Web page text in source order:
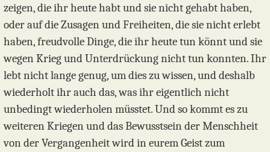
zeigen, die ihr heute habt und sie nicht gehabt haben,
oder auf die Zusagen und Freiheiten, die sie nicht erlebt
haben, freudvolle Dinge, die ihr heute tun könnt und sie
wegen Krieg und Unterdrückung nicht tun konnten. Ihr
lebt nicht lange genug, um dies zu wissen, und deshalb
wiederholt ihr auch das, was ihr eigentlich nicht
unbedingt wiederholen müsstet. Und so kommt es zu
weiteren Kriegen und das Bewusstsein der Menschheit
von der Vergangenheit wird in eurem Geist zum